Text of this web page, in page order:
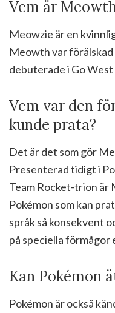
Vem är
Meowzie är en
Meowth var
debuterade i Go
Vem var den
kunde prata?
Det är det som gör
Presenterad tidigt i
Team Rocket-trion är
Pokémon som kan
språk så konsekvent
på speciella
Kan Pokémon
Pokémon är också